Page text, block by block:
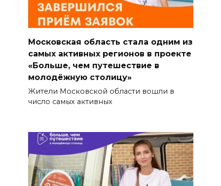
Московская область стала одним из
самых активных регионов в проекте
«Больше, чем путешествие в
молодёжную столицу»
Жители Московской области вошли в
число самых активных